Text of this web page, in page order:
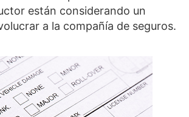
están considerando un
a la compañía de seguros.